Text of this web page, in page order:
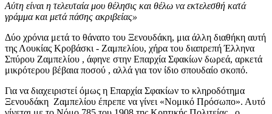
Αύτη είναι η τελευταία μου θέλησις και θέλω να εκτελεσθή κατά
γράμμα και μετά πάσης ακριβείας»
Δύο χρόνια μετά το θάνατο του Ξενουδάκη, μια άλλη διαθήκη αυτή
της Λουκίας Κροβάσκι - Ζαμπελίου, χήρα του διαπρεπή Έλληνα
Σπύρου Ζαμπελίου , άφηνε στην Επαρχία Σφακίων δωρεά, αρκετά
μικρότερου βέβαια ποσού , αλλά για τον ίδιο σπουδαίο σκοπό.
Για να διαχειριστεί όμως η Επαρχία Σφακίων το κληροδότημα
Ξενουδάκη Ζαμπελίου έπρεπε να γίνει «Νομικό Πρόσωπο». Αυτό